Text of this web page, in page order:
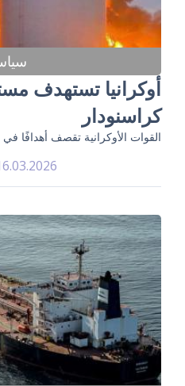
أوكرانيا تستهدف
كراسنودار
القوات الأوكرانية تقصف أهدافًا
- 11:01